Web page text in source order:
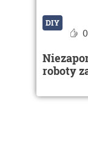
DIY
0
roboty